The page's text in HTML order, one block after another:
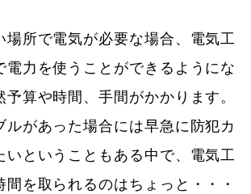
場所で電気が必要な場合、電気工
電力を使うことができるようにな
予算や時間、手間がかかります。
ルがあった場合には早急に防犯カ
いということもある中で、電気工
を取られるのはちょっと・・・